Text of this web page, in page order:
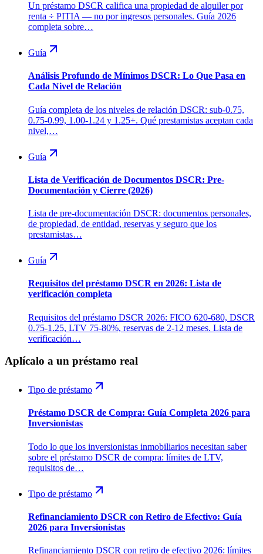
Un préstamo DSCR califica una propiedad de alquiler por
renta ÷ PITIA — no por ingresos personales. Guía 2026
completa sobre…
Guía
Análisis Profundo de Mínimos DSCR: Lo Que Pasa en
Cada Nivel de Relación
Guía completa de los niveles de relación DSCR: sub-0.75,
0.75-0.99, 1.00-1.24 y 1.25+. Qué prestamistas aceptan cada
nivel,…
Guía
Lista de Verificación de Documentos DSCR: Pre-
Documentación y Cierre (2026)
Lista de pre-documentación DSCR: documentos personales,
de propiedad, de entidad, reservas y seguro que los
prestamistas…
Guía
Requisitos del préstamo DSCR en 2026: Lista de
verificación completa
Requisitos del préstamo DSCR 2026: FICO 620-680, DSCR
0.75-1.25, LTV 75-80%, reservas de 2-12 meses. Lista de
verificación…
Aplícalo a un préstamo real
Tipo de préstamo
Préstamo DSCR de Compra: Guía Completa 2026 para
Inversionistas
Todo lo que los inversionistas inmobiliarios necesitan saber
sobre el préstamo DSCR de compra: límites de LTV,
requisitos de…
Tipo de préstamo
Refinanciamiento DSCR con Retiro de Efectivo: Guía
2026 para Inversionistas
Refinanciamiento DSCR con retiro de efectivo 2026: límites